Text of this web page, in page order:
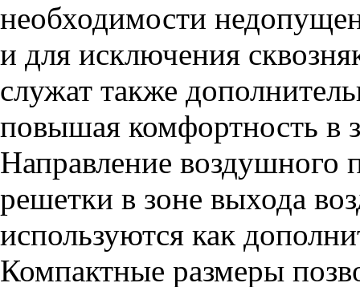
необходимости
и для исключения
служат также
повышая комфортность в
Направление воздушного
решетки в зоне выхода
используются как
Компактные размеры